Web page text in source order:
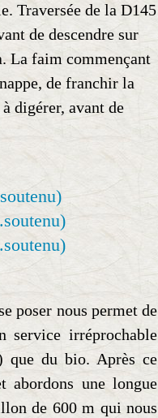
Traversée de la D145
de descendre sur
La faim commençant
de franchir la
digérer, avant de
poser nous permet de
service irréprochable
que du bio. Après ce
abordons une longue
de 600 m qui nous